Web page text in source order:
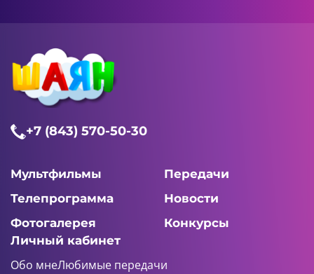
+7 (843) 570-50-30
Мультфильмы
Передачи
Телепрограмма
Новости
Фотогалерея
Конкурсы
Личный кабинет
Обо мнеЛюбимые передачи